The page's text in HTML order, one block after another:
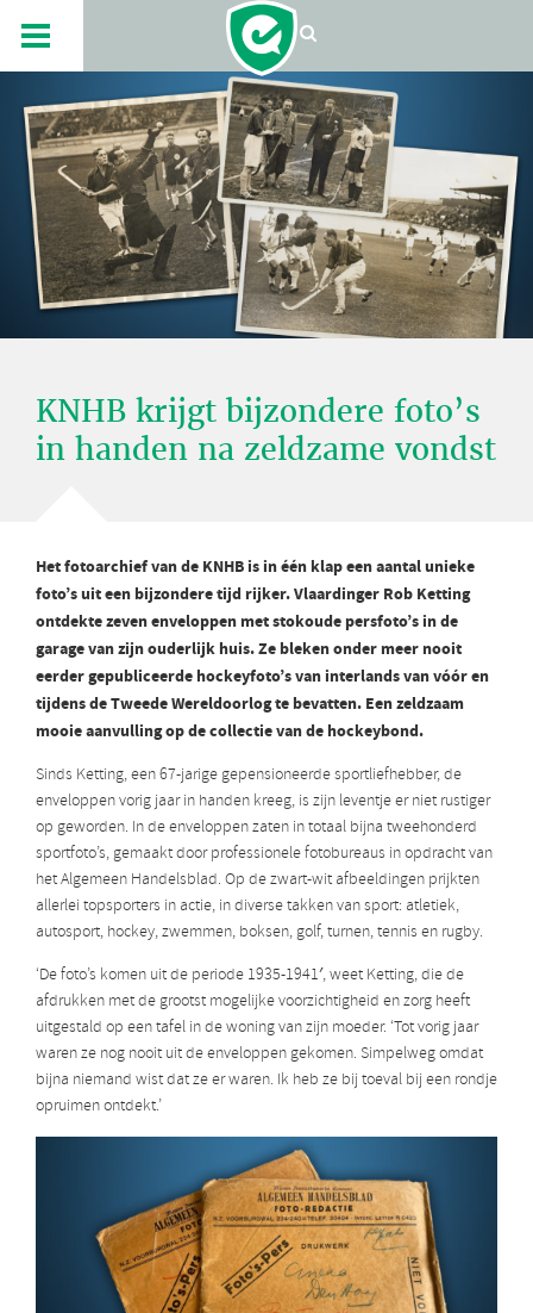
KNHB krijgt bijzondere foto’s
in handen na zeldzame vondst
Het fotoarchief van de KNHB is in één klap een aantal unieke
foto’s uit een bijzondere tijd rijker. Vlaardinger Rob Ketting
ontdekte zeven enveloppen met stokoude persfoto’s in de
garage van zijn ouderlijk huis. Ze bleken onder meer nooit
eerder gepubliceerde hockeyfoto’s van interlands van vóór en
tijdens de Tweede Wereldoorlog te bevatten. Een zeldzaam
mooie aanvulling op de collectie van de hockeybond.
Sinds Ketting, een 67-jarige gepensioneerde sportliefhebber, de
enveloppen vorig jaar in handen kreeg, is zijn leventje er niet rustiger
op geworden. In de enveloppen zaten in totaal bijna tweehonderd
sportfoto’s, gemaakt door professionele fotobureaus in opdracht van
het Algemeen Handelsblad. Op de zwart-wit afbeeldingen prijkten
allerlei topsporters in actie, in diverse takken van sport: atletiek,
autosport, hockey, zwemmen, boksen, golf, turnen, tennis en rugby.
‘De foto’s komen uit de periode 1935-1941′, weet Ketting, die de
afdrukken met de grootst mogelijke voorzichtigheid en zorg heeft
uitgestald op een tafel in de woning van zijn moeder. ‘Tot vorig jaar
waren ze nog nooit uit de enveloppen gekomen. Simpelweg omdat
bijna niemand wist dat ze er waren. Ik heb ze bij toeval bij een rondje
opruimen ontdekt.’